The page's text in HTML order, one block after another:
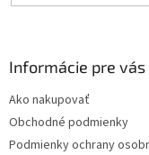
Informácie pre vás
Ako nakupovať
Obchodné podmienky
Podmienky ochrany